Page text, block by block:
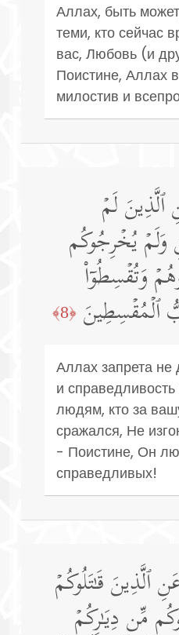
Аллах, быть
теми, кто сейчас
вас, Любовь (и
Поистине, Аллах
милостив и
ٱلَّذِینَ لَمۡ
وَلَمۡ یُخۡرِجُوكُم
وَتُقۡسِطُوۤا۟
ٱلۡمُقۡسِطِینَ ﴿8﴾
Аллах запрета не
и
людям, кто за
сражался, Не
- Поистине, Он
справедливых!
ٱلَّذِینَ قَـٰتَلُوكُمۡ
مِّن دِیَـٰرِكُمۡ